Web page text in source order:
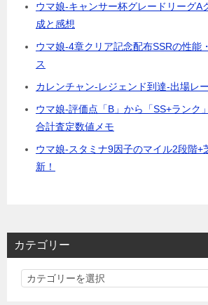
ウマ娘-キャンサー杯グレードリーグA
成と感想
ウマ娘-4章クリア記念配布SSRの性能
ス
カレンチャン-レジェンド到達-出場レ
ウマ娘-評価点「B」から「SS+ランク
合計査定数値メモ
ウマ娘-スタミナ9因子のマイル2段階+
新！
カテゴリー
カ